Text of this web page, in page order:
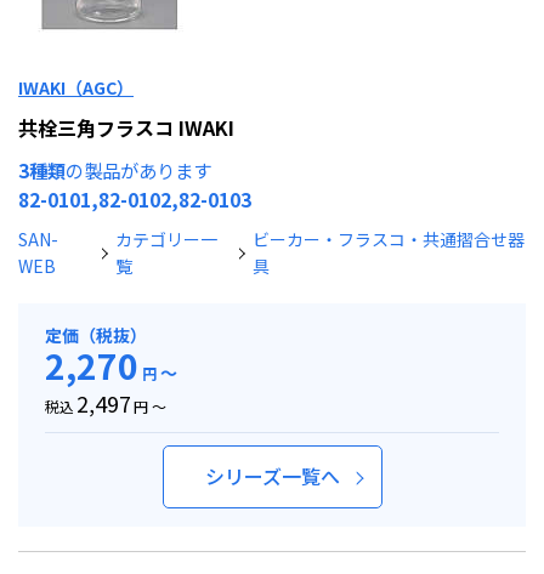
IWAKI（AGC）
共栓三角フラスコ IWAKI
3種類の製品があります
82-0101,82-0102,82-0103
SAN-
WEB
カテゴリー一
覧
ビーカー・フラスコ・共通摺合せ器
具
定価（税抜）
2,270 円～
税込 2,497円 ～
シリーズ一覧へ